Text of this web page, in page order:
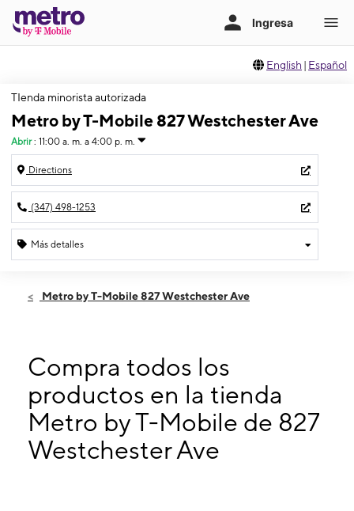
English | Español
TIenda minorista autorizada
Metro by T-Mobile 827 Westchester Ave
Abrir : 11:00 a. m. a 4:00 p. m.
Directions
(347) 498-1253
Más detalles
Domingo:11:00 a. m. a 4:00 p. m.
Jueves:
10:00 a. m. a 7:00 p. m.
Viernes: 10:00 a. m. a 7:00 p. m.
Sábado:10:00 a. m. a 7:00 p. m.
827 Westchester Ave Bronx, NY 10455
Metro by T-Mobile 827 Westchester Ave
Compra todos los
productos en la tienda
Metro by T-Mobile de 827
Westchester Ave